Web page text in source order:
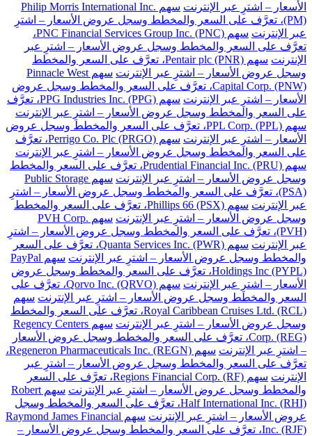
الأسعار – اشترِ عبر الإنترنت
سهم Philip Morris International Inc.
(PM)، تعرَّف على السعر والمخطط وسجل عروض الأسعار – اشترِ
عبر الإنترنت
سهم PNC Financial Services Group Inc. (PNC)،
تعرَّف على السعر والمخطط وسجل عروض الأسعار – اشترِ عبر
الإنترنت
سهم Pentair plc (PNR)، تعرَّف على السعر والمخطط
وسجل عروض الأسعار – اشترِ عبر الإنترنت
سهم Pinnacle West
Capital Corp. (PNW)، تعرَّف على السعر والمخطط وسجل عروض
الأسعار – اشترِ عبر الإنترنت
سهم PPG Industries Inc. (PPG)، تعرَّف
على السعر والمخطط وسجل عروض الأسعار – اشترِ عبر الإنترنت
سهم PPL Corp. (PPL)، تعرَّف على السعر والمخطط وسجل عروض
الأسعار – اشترِ عبر الإنترنت
سهم Perrigo Co. Plc (PRGO)، تعرَّف
على السعر والمخطط وسجل عروض الأسعار – اشترِ عبر الإنترنت
سهم Prudential Financial Inc. (PRU)، تعرَّف على السعر والمخطط
وسجل عروض الأسعار – اشترِ عبر الإنترنت
سهم Public Storage
(PSA)، تعرَّف على السعر والمخطط وسجل عروض الأسعار – اشترِ
عبر الإنترنت
سهم Phillips 66 (PSX)، تعرَّف على السعر والمخطط
وسجل عروض الأسعار – اشترِ عبر الإنترنت
سهم PVH Corp.
(PVH)، تعرَّف على السعر والمخطط وسجل عروض الأسعار – اشترِ
عبر الإنترنت
سهم Quanta Services Inc. (PWR)، تعرَّف على السعر
والمخطط وسجل عروض الأسعار – اشترِ عبر الإنترنت
سهم PayPal
Holdings Inc (PYPL)، تعرَّف على السعر والمخطط وسجل عروض
الأسعار – اشترِ عبر الإنترنت
سهم Qorvo Inc. (QRVO)، تعرَّف على
السعر والمخطط وسجل عروض الأسعار – اشترِ عبر الإنترنت سهم
Royal Caribbean Cruises Ltd. (RCL)، تعرَّف على السعر والمخطط
وسجل عروض الأسعار – اشترِ عبر الإنترنت
سهم Regency Centers
Corp. (REG)، تعرَّف على السعر والمخطط وسجل عروض الأسعار
– اشترِ عبر الإنترنت
سهم Regeneron Pharmaceuticals Inc. (REGN)،
تعرَّف على السعر والمخطط وسجل عروض الأسعار – اشترِ عبر
الإنترنت
سهم Regions Financial Corp. (RF)، تعرَّف على السعر
والمخطط وسجل عروض الأسعار – اشترِ عبر الإنترنت
سهم Robert
Half International Inc. (RHI)، تعرَّف على السعر والمخطط وسجل
عروض الأسعار – اشترِ عبر الإنترنت
سهم Raymond James Financial
Inc. (RJF)، تعرَّف على السعر والمخطط وسجل عروض الأسعار –